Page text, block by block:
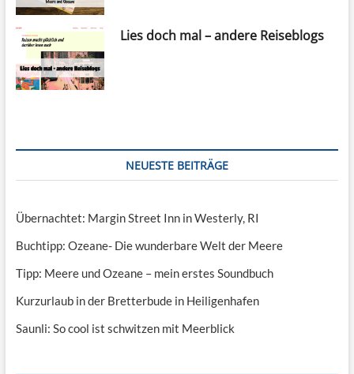
Lies doch mal – andere Reiseblogs
NEUESTE BEITRÄGE
Übernachtet: Margin Street Inn in Westerly, RI
Buchtipp: Ozeane- Die wunderbare Welt der Meere
Tipp: Meere und Ozeane – mein erstes Soundbuch
Kurzurlaub in der Bretterbude in Heiligenhafen
Saunli: So cool ist schwitzen mit Meerblick